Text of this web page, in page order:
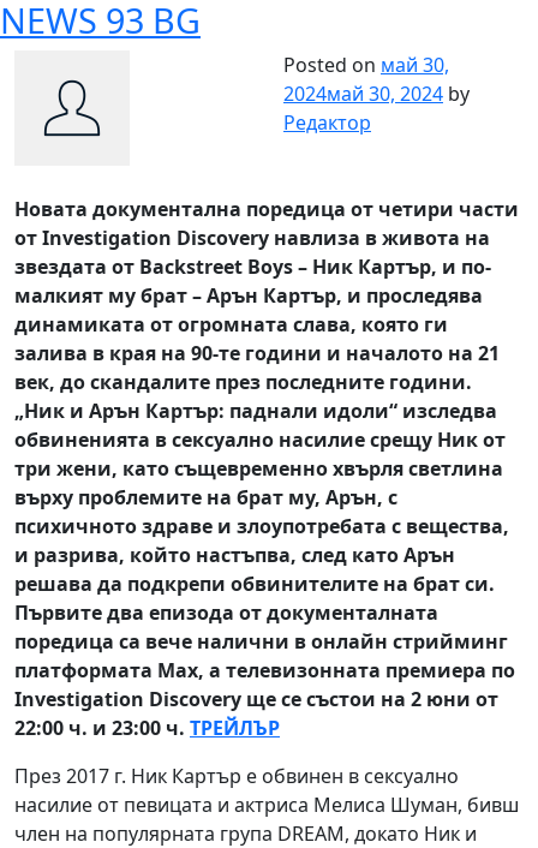
Skip
to
NEWS 93 BG
Posted on май 30,
2024май 30, 2024 by
Редактор
Новата документална поредица от четири части
от Investigation Discovery навлиза в живота на
звездата от Backstreet Boys – Ник Картър, и по-
малкият му брат – Арън Картър, и проследява
динамиката от огромната слава, която ги
залива в края на 90-те години и началото на 21
век, до скандалите през последните години.
„Ник и Арън Картър: паднали идоли“ изследва
обвиненията в сексуално насилие срещу Ник от
три жени, като същевременно хвърля светлина
върху проблемите на брат му, Арън, с
психичното здраве и злоупотребата с вещества,
и разрива, който настъпва, след като Арън
решава да подкрепи обвинителите на брат си.
Първите два епизода от документалната
поредица са вече налични в онлайн стрийминг
платформата Max, a телевизонната премиера по
Investigation Discovery ще се състои на 2 юни от
22:00 ч. и 23:00 ч. ТРЕЙЛЪР
През 2017 г. Ник Картър е обвинен в сексуално
насилие от певицата и актриса Мелиса Шуман, бивш
член на популярната група DREAM, докато Ник и